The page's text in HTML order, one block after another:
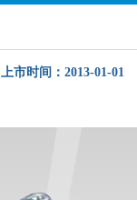
上市时间：2013-01-01